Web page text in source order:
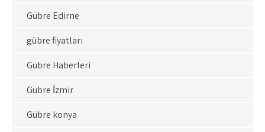
Gübre Edirne
gübre fiyatları
Gübre Haberleri
Gübre İzmir
Gübre konya